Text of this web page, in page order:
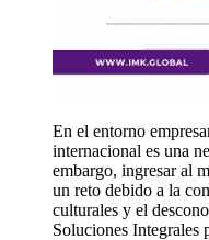
En el entorno
internacional es una
embargo, ingresar al
un reto debido a la
culturales y el
Soluciones Integrales